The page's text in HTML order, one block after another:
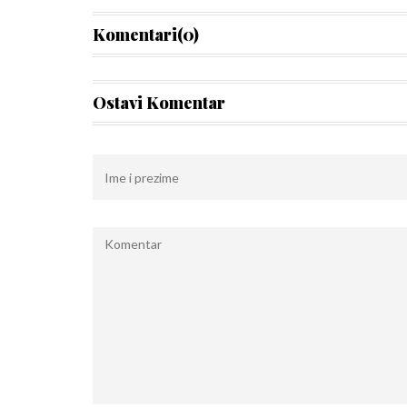
Komentari(0)
Ostavi Komentar